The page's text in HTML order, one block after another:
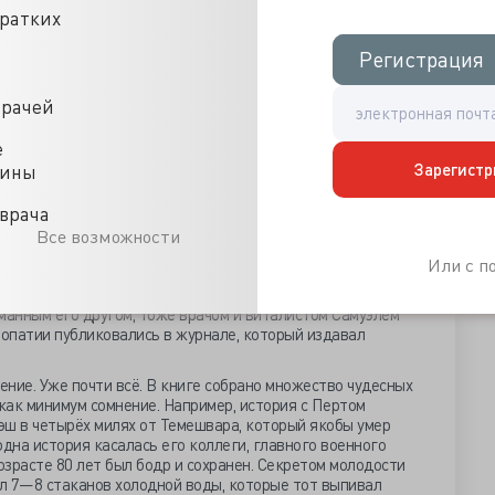
Все возможности
Регистрация
Регистрация
Или с
у взрослого человека не проходит незамеченным.
и т. д. и т. п. Так что не нужно пихать в себя через силу
был уже лишним.
из американского
Точнее так: да, и оттуда тоже, но если копнуть
XVIII века и упрёмся прямиком в Кристофа
короля Фридриха Вильгельма III и его наиболее
продления человеческой жизни» (привет
тем же самым, когда это ещё не было
массу переизданий, многие из них
желающий может ознакомиться с версией 1860 года,
академий наук, в том числе Российской,
интересоваться китайской алхимией, иллюминатами
его другом, тоже врачом и виталистом Самуэлем
публиковались в журнале, который издавал
Уже почти всё. В книге собрано множество чудесных
минимум сомнение. Например, история с Пертом
в четырёх милях от Темешвара, который якобы умер
история касалась его коллеги, главного военного
80 лет был бодр и сохранен. Секретом молодости
7—8 стаканов холодной воды, которые тот выпивал